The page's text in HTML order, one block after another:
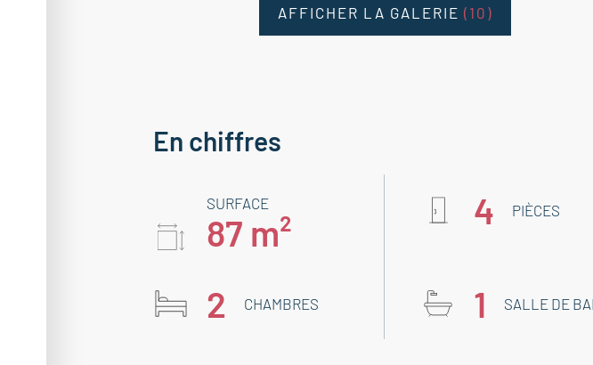
AFFICHER LA GALERIE (10)
En chiffres
SURFACE
87 m²
4 PIÈCES
2 CHAMBRES 1 SALLE DE